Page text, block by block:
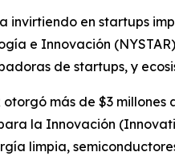
invirtiendo en startups
e Innovación
de startups, y
otorgó más de $3
la Innovación
limpia,